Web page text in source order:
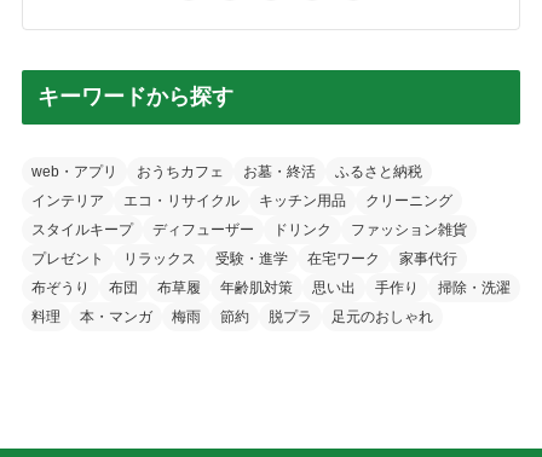
キーワードから探す
web・アプリ おうちカフェ お墓・終活
ふるさと納税
インテリア
エコ・リサイクル キッチン用品
クリーニング
スタイルキープ
ディフューザー ドリンク
ファッション雑貨
プレゼント
リラックス 受験・進学 在宅ワーク
家事代行
布ぞうり
布団 布草履 年齢肌対策 思い出 手作り
掃除・洗濯
料理
本・マンガ 梅雨 節約 脱プラ 足元のおしゃれ